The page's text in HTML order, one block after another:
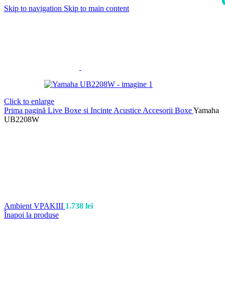
Skip to navigation Skip to main content
Click to enlarge
Prima pagină Live Boxe si Incinte Acustice Accesorii BoxeYamaha
UB2208W
Ambient VPAKIII 1.738 lei
Înapoi la produse